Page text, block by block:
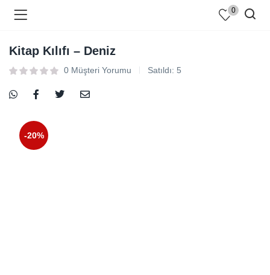
0
Kitap Kılıfı – Deniz
0 Müşteri Yorumu Satıldı: 5
-20%